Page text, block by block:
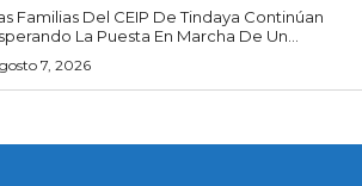
Familias Del CEIP De Tindaya Continúan
La Puesta En Marcha De Un...
7, 2026